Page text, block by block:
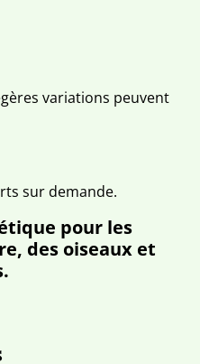
variations peuvent
sur demande.
pour les
des oiseaux et
.